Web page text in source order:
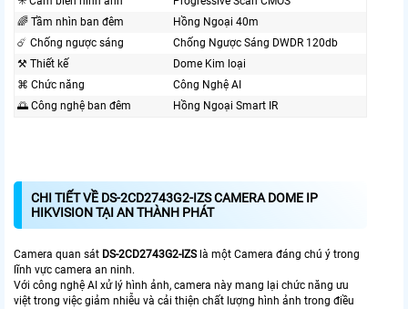
🌈 Tầm nhìn ban đêm
Hồng Ngoại 40m
☄️ Chống ngược sáng
Chống Ngược Sáng DWDR 120db
⚒ Thiết kế
Dome Kim loại
⌘ Chức năng
Công Nghệ AI
🌅 Công nghệ ban đêm
Hồng Ngoại Smart IR
CHI TIẾT VỀ DS-2CD2743G2-IZS CAMERA DOME IP
HIKVISION TẠI AN THÀNH PHÁT
Camera quan sát DS-2CD2743G2-IZSlà một Camera đáng chú ý trong
lĩnh vực camera an ninh.
Với công nghệ AI xử lý hình ảnh, camera này mang lại chức năng ưu
việt trong việc giảm nhiễu và cải thiện chất lượng hình ảnh trong điều